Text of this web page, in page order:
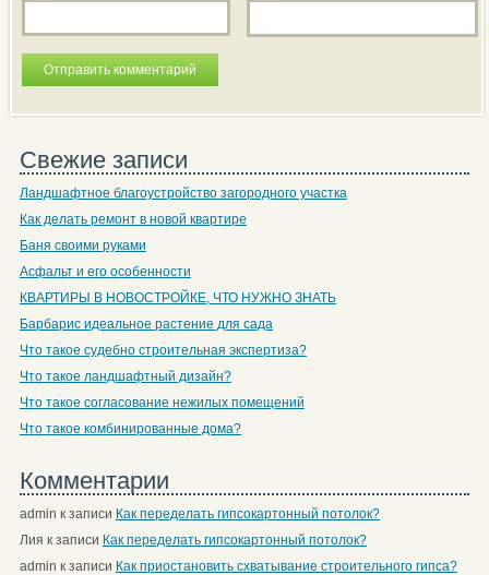
Свежие записи
Ландшафтное благоустройство загородного участка
Как делать ремонт в новой квартире
Баня своими руками
Асфальт и его особенности
КВАРТИРЫ В НОВОСТРОЙКЕ, ЧТО НУЖНО ЗНАТЬ
Барбарис идеальное растение для сада
Что такое судебно строительная экспертиза?
Что такое ландшафтный дизайн?
Что такое согласование нежилых помещений
Что такое комбинированные дома?
Комментарии
admin к записи Как переделать гипсокартонный потолок?
Лия к записи Как переделать гипсокартонный потолок?
admin к записи Как приостановить схватывание строительного гипса?